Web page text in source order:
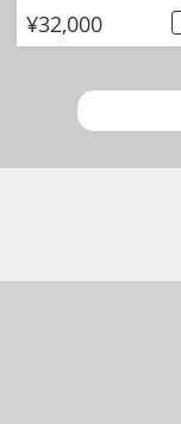
¥32,000